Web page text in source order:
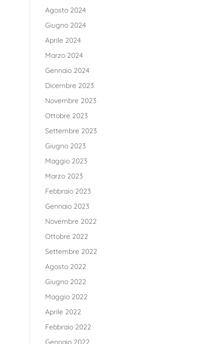
Agosto 2024
Giugno 2024
Aprile 2024
Marzo 2024
Gennaio 2024
Dicembre 2023
Novembre 2023
Ottobre 2023
Settembre 2023
Giugno 2023
Maggio 2023
Marzo 2023
Febbraio 2023
Gennaio 2023
Novembre 2022
Ottobre 2022
Settembre 2022
Agosto 2022
Giugno 2022
Maggio 2022
Aprile 2022
Febbraio 2022
Gennaio 2022